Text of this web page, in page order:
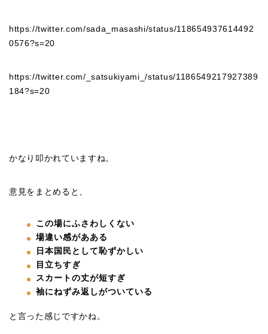
https://twitter.com/sada_masashi/status/118654937614492
0576?s=20
https://twitter.com/_satsukiyami_/status/1186549217927389
184?s=20
かなり叩かれていますね。
意見をまとめると、
この場にふさわしくない
場違い感があある
日本国民として恥ずかしい
目立ちすぎ
スカートの丈が短すぎ
袖にねずみ返しがついている
と言った感じですかね。